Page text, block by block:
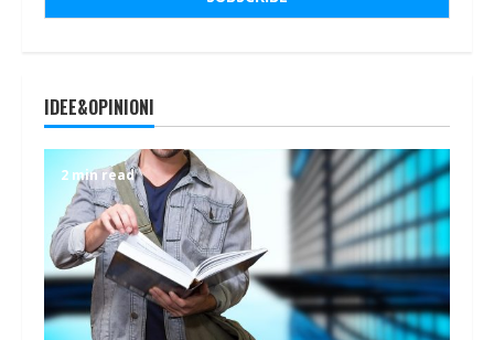
IDEE&OPINIONI
2 min read